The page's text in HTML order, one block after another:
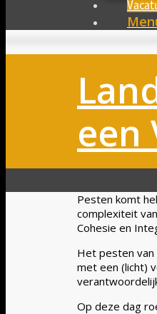
een
Pesten komt
complexiteit
Cohesie en
Het pesten
met een (licht)
Op deze dag